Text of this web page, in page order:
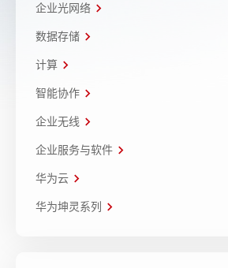
企业光网络
数据存储
计算
智能协作
企业无线
企业服务与软件
华为云
华为坤灵系列